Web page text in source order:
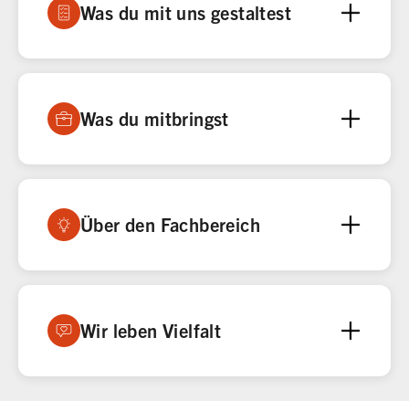
Was du mit uns gestaltest
Was du mitbringst
Über den Fachbereich
Wir leben Vielfalt